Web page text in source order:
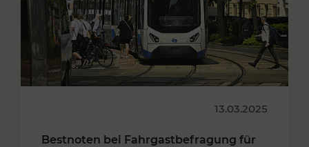
13.03.2025
Bestnoten bei Fahrgastbefragung für